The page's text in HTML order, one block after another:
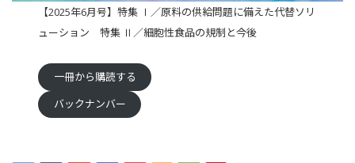
【2025年6月号】特集 Ⅰ／原料の供給問題に備えた代替ソリ
ューション 特集 Ⅱ／細胞性食品の規制と今後
一冊から購読する
バックナンバー